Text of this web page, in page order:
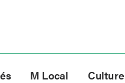
M Local Culture